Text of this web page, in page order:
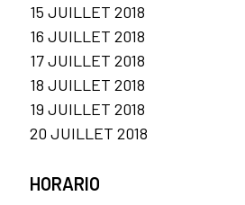
15 JUILLET 2018
16 JUILLET 2018
17 JUILLET 2018
18 JUILLET 2018
19 JUILLET 2018
20 JUILLET 2018
HORARIO